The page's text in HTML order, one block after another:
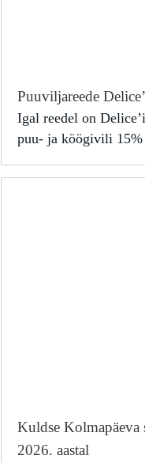
Puuviljareede
Igal reedel on
puu- ja köögivili
Kuldse Kolmapäeva
2026. aastal